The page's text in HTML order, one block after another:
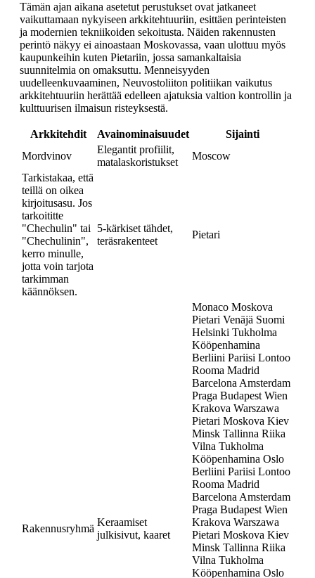
Tämän ajan aikana asetetut perustukset ovat jatkaneet
vaikuttamaan nykyiseen arkkitehtuuriin, esittäen perinteisten
ja modernien tekniikoiden sekoitusta. Näiden rakennusten
perintö näkyy ei ainoastaan Moskovassa, vaan ulottuu myös
kaupunkeihin kuten Pietariin, jossa samankaltaisia
suunnitelmia on omaksuttu. Menneisyyden
uudelleenkuvaaminen, Neuvostoliiton politiikan vaikutus
arkkitehtuuriin herättää edelleen ajatuksia valtion kontrollin ja
kulttuurisen ilmaisun risteyksestä.
Arkkitehdit Avainominaisuudet
Sijainti
Mordvinov
Elegantit profiilit,
matalaskoristukset
Moscow
Tarkistakaa, että
teillä on oikea
kirjoitusasu. Jos
tarkoititte
"Chechulin" tai
"Chechulinin",
kerro minulle,
jotta voin tarjota
tarkimman
käännöksen.
5-kärkiset tähdet,
teräsrakenteet
Pietari
Rakennusryhmä
Keraamiset
julkisivut, kaaret
Monaco Moskova
Pietari Venäjä Suomi
Helsinki Tukholma
Kööpenhamina
Berliini Pariisi Lontoo
Rooma Madrid
Barcelona Amsterdam
Praga Budapest Wien
Krakova Warszawa
Pietari Moskova Kiev
Minsk Tallinna Riika
Vilna Tukholma
Kööpenhamina Oslo
Berliini Pariisi Lontoo
Rooma Madrid
Barcelona Amsterdam
Praga Budapest Wien
Krakova Warszawa
Pietari Moskova Kiev
Minsk Tallinna Riika
Vilna Tukholma
Kööpenhamina Oslo